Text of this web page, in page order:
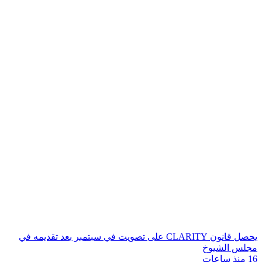
يحصل قانون CLARITY على تصويت في سبتمبر بعد تقديمه في
مجلس الشيوخ
16 منذ ساعات